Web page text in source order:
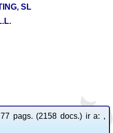
SL
pags. (2158 docs.) ir a: ,